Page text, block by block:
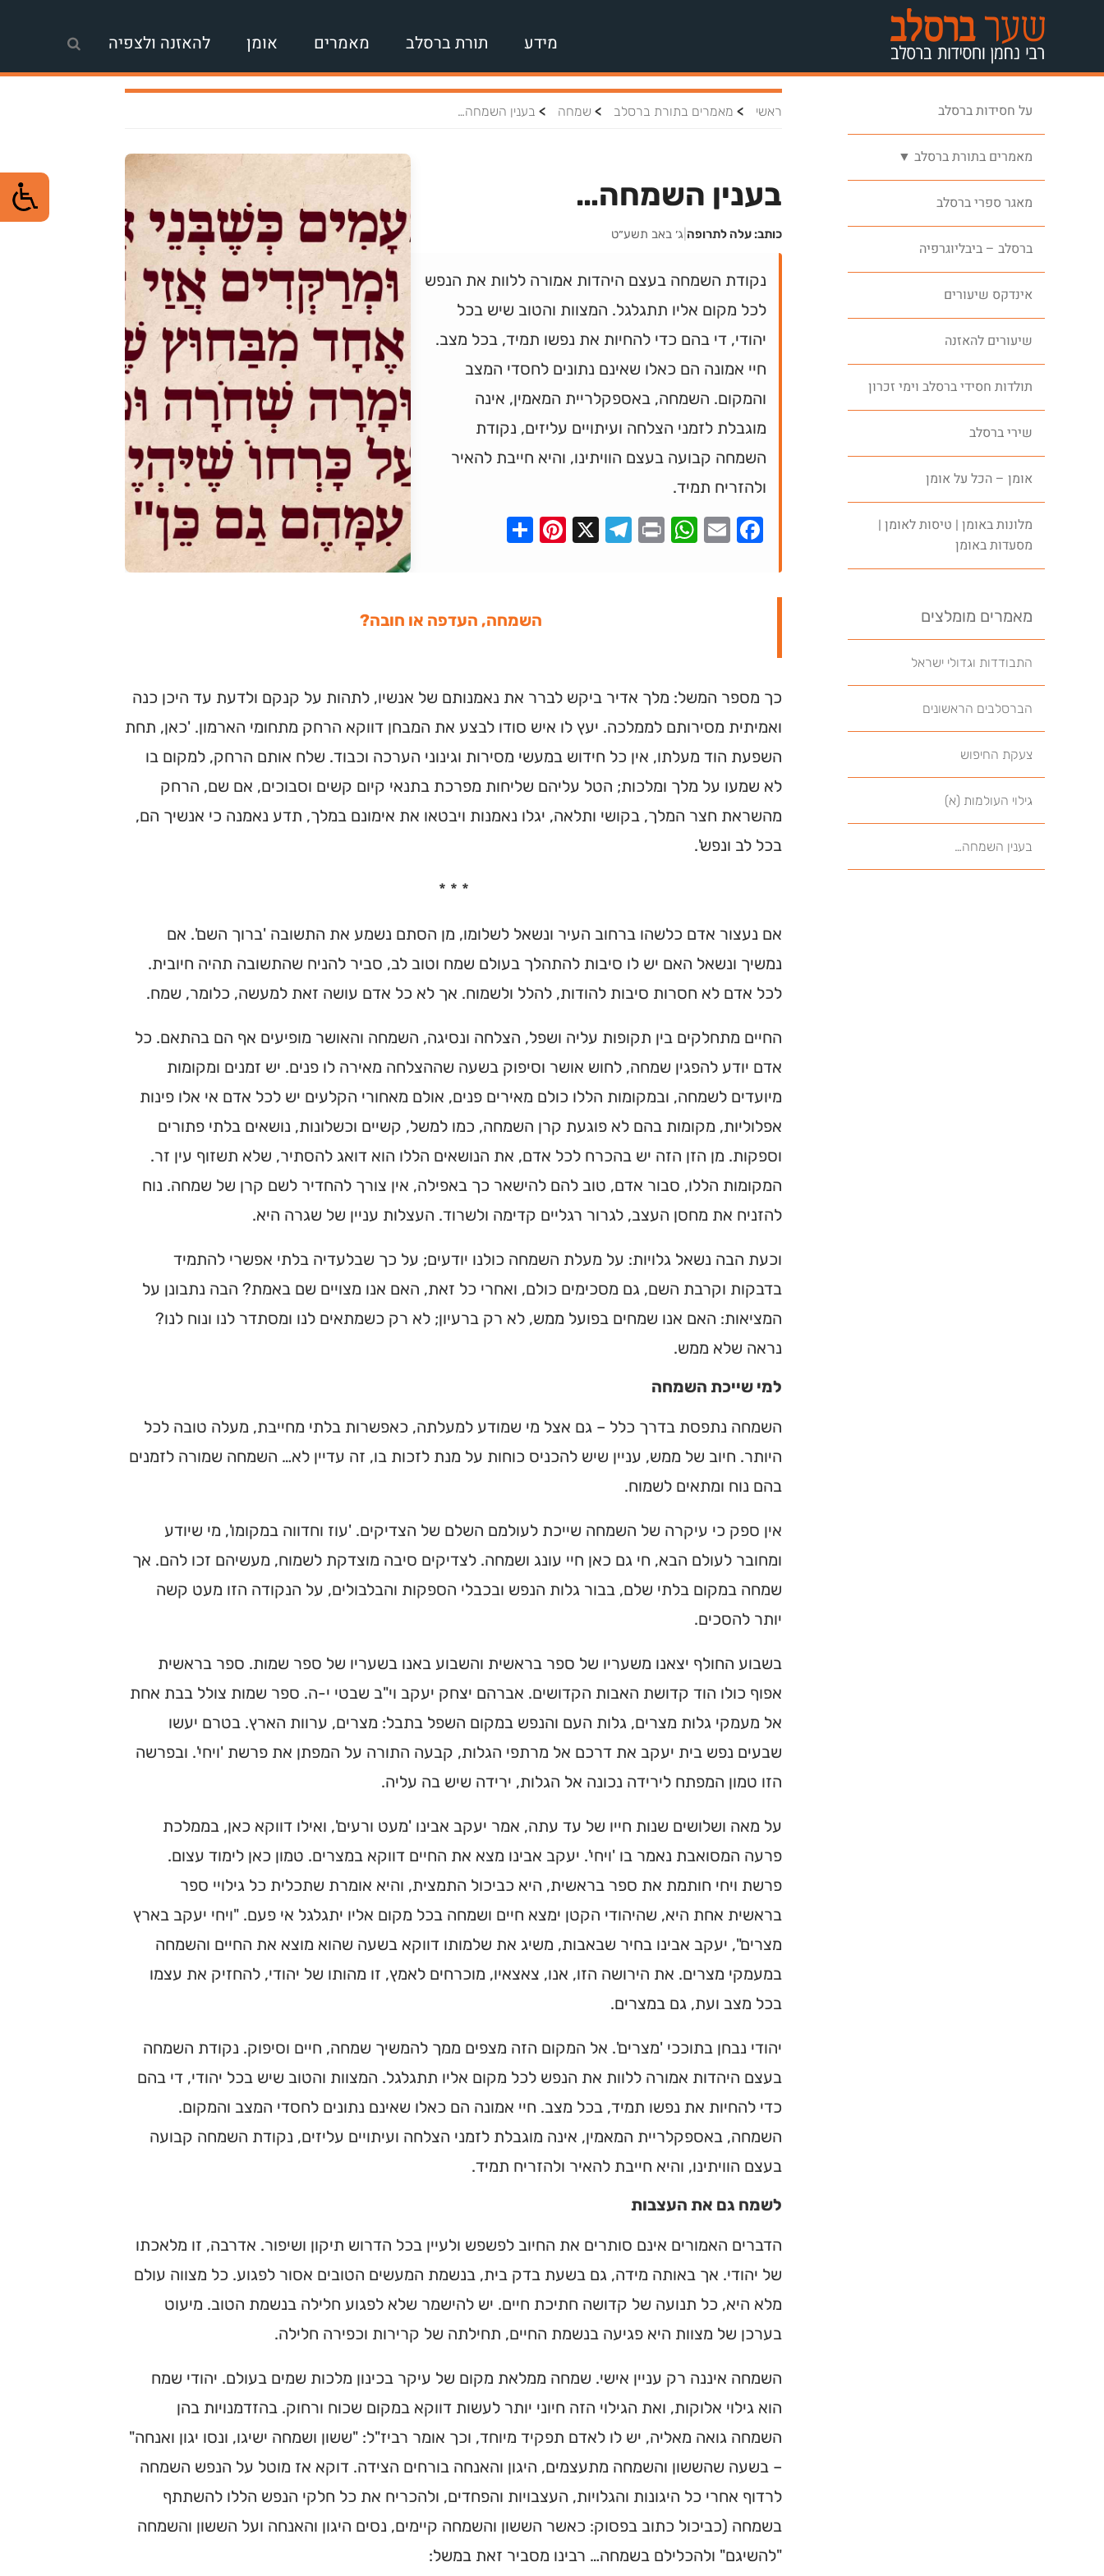
מידע תורת ברסלב מאמרים אומן להאזנה ולצפיה
על חסידות ברסלב
מאמרים בתורת ברסלב ▼
מאגר ספרי ברסלב
ברסלב – ביבליוגרפיה
אינדקס שיעורים
שיעורים להאזנה
תולדות חסידי ברסלב וימי זכרון
שירי ברסלב
אומן – הכל על אומן
מלונות באומן | טיסות לאומן |
מסעדות באומן
מאמרים מומלצים
התבודדות וגדולי ישראל
הברסלבים הראשונים
צעקת החיפוש
גילוי העולמות (א)
בענין השמחה…
ראשי > מאמרים בתורת ברסלב > שמחה > בענין השמחה…
בענין השמחה…
כותב: עלה לתרופה ג׳ באב תשע״ט
נקודת השמחה בעצם היהדות אמורה ללוות את הנפש
לכל מקום אליו תתגלגל. המצוות והטוב שיש בכל
יהודי, די בהם כדי להחיות את נפשו תמיד, בכל מצב.
חיי אמונה הם כאלו שאינם נתונים לחסדי המצב
והמקום. השמחה, באספקלריית המאמין, אינה
מוגבלת לזמני הצלחה ועיתויים עליזים, נקודת
השמחה קבועה בעצם הוויתינו, והיא חייבת להאיר
ולהזריח תמיד.
Facebook
Email
WhatsApp
Print
Telegram
X
Pinterest
השמחה, העדפה או חובה?
כך מספר המשל: מלך אדיר ביקש לברר את נאמנותם של אנשיו, לתהות על קנקם ולדעת עד היכן כנה
ואמיתית מסירותם לממלכה. יעץ לו איש סודו לבצע את המבחן דווקא הרחק מתחומי הארמון. 'כאן, תחת
השפעת הוד מעלתו, אין כל חידוש במעשי מסירות וגינוני הערכה וכבוד. שלח אותם הרחק, למקום בו
לא שמעו על מלך ומלכות; הטל עליהם שליחות מפרכת בתנאי קיום קשים וסבוכים, אם שם, הרחק
מהשראת חצר המלך, בקושי ותלאה, יגלו נאמנות ויבטאו את אימונם במלך, תדע נאמנה כי אנשיך הם,
בכל לב ונפש'.
* * *
אם נעצור אדם כלשהו ברחוב העיר ונשאל לשלומו, מן הסתם נשמע את התשובה 'ברוך השם'. אם
נמשיך ונשאל האם יש לו סיבות להתהלך בעולם שמח וטוב לב, סביר להניח שהתשובה תהיה חיובית.
לכל אדם לא חסרות סיבות להודות, להלל ולשמוח. אך לא כל אדם עושה זאת למעשה, כלומר, שמח.
החיים מתחלקים בין תקופות עליה ושפל, הצלחה ונסיגה, השמחה והאושר מופיעים אף הם בהתאם. כל
אדם יודע להפגין שמחה, לחוש אושר וסיפוק בשעה שההצלחה מאירה לו פנים. יש זמנים ומקומות
מיועדים לשמחה, ובמקומות הללו כולם מאירים פנים, אולם מאחורי הקלעים יש לכל אדם אי אלו פינות
אפלוליות, מקומות בהם לא פוגעת קרן השמחה, כמו למשל, קשיים וכשלונות, נושאים בלתי פתורים
וספקות. מן הזן הזה יש בהכרח לכל אדם, את הנושאים הללו הוא דואג להסתיר, שלא תשזוף עין זר.
המקומות הללו, סבור אדם, טוב להם להישאר כך באפילה, אין צורך להחדיר לשם קרן של שמחה. נוח
להזניח את מחסן העצב, לגרור רגליים קדימה ולשרוד. העצלות עניין של שגרה היא.
וכעת הבה נשאל גלויות: על מעלת השמחה כולנו יודעים; על כך שבלעדיה בלתי אפשרי להתמיד
בדבקות וקרבת השם, גם מסכימים כולם, ואחרי כל זאת, האם אנו מצויים שם באמת? הבה נתבונן על
המציאות: האם אנו שמחים בפועל ממש, לא רק ברעיון; לא רק כשמתאים לנו ומסתדר לנו ונוח לנו?
נראה שלא ממש.
למי שייכת השמחה
השמחה נתפסת בדרך כלל – גם אצל מי שמודע למעלתה, כאפשרות בלתי מחייבת, מעלה טובה לכל
היותר. חיוב של ממש, עניין שיש להכניס כוחות על מנת לזכות בו, זה עדיין לא… השמחה שמורה לזמנים
בהם נוח ומתאים לשמוח.
אין ספק כי עיקרה של השמחה שייכת לעולמם השלם של הצדיקים. 'עוז וחדווה במקומו', מי שיודע
ומחובר לעולם הבא, חי גם כאן חיי עונג ושמחה. לצדיקים סיבה מוצדקת לשמוח, מעשיהם זכו להם. אך
שמחה במקום בלתי שלם, בבור גלות הנפש ובכבלי הספקות והבלבולים, על הנקודה הזו מעט קשה
יותר להסכים.
בשבוע החולף יצאנו משעריו של ספר בראשית והשבוע באנו בשעריו של ספר שמות. ספר בראשית
אפוף כולו הוד קדושת האבות הקדושים. אברהם יצחק יעקב וי"ב שבטי י-ה. ספר שמות צולל בבת אחת
אל מעמקי גלות מצרים, גלות העם והנפש במקום השפל בתבל: מצרים, ערוות הארץ. בטרם יעשו
שבעים נפש בית יעקב את דרכם אל מרתפי הגלות, קבעה התורה על המפתן את פרשת 'ויחי'. ובפרשה
הזו טמון המפתח לירידה נכונה אל הגלות, ירידה שיש בה עליה.
על מאה ושלושים שנות חייו של עד עתה, אמר יעקב אבינו 'מעט ורעים', ואילו דווקא כאן, בממלכת
פרעה המסואבת נאמר בו 'ויחי'. יעקב אבינו מצא את החיים דווקא במצרים. טמון כאן לימוד עצום.
פרשת ויחי חותמת את ספר בראשית, היא כביכול התמצית, והיא אומרת שתכלית כל גילויי ספר
בראשית אחת היא, שהיהודי הקטן ימצא חיים ושמחה בכל מקום אליו יתגלגל אי פעם. "ויחי יעקב בארץ
מצרים", יעקב אבינו בחיר שבאבות, משיג את שלמותו דווקא בשעה שהוא מוצא את החיים והשמחה
במעמקי מצרים. את הירושה הזו, אנו, צאצאיו, מוכרחים לאמץ, זו מהותו של יהודי, להחזיק את עצמו
בכל מצב ועת, גם במצרים.
יהודי נבחן בתוככי 'מצרים'. אל המקום הזה מצפים ממך להמשיך שמחה, חיים וסיפוק. נקודת השמחה
בעצם היהדות אמורה ללוות את הנפש לכל מקום אליו תתגלגל. המצוות והטוב שיש בכל יהודי, די בהם
כדי להחיות את נפשו תמיד, בכל מצב. חיי אמונה הם כאלו שאינם נתונים לחסדי המצב והמקום.
השמחה, באספקלריית המאמין, אינה מוגבלת לזמני הצלחה ועיתויים עליזים, נקודת השמחה קבועה
בעצם הוויתינו, והיא חייבת להאיר ולהזריח תמיד.
לשמח גם את העצבות
הדברים האמורים אינם סותרים את החיוב לפשפש ולעיין בכל הדרוש תיקון ושיפור. אדרבה, זו מלאכתו
של יהודי. אך באותה מידה, גם בשעת בדק בית, בנשמת המעשים הטובים אסור לפגוע. כל מצווה עולם
מלא היא, כל תנועה של קדושה חתיכת חיים. יש להישמר שלא לפגוע חלילה בנשמת הטוב. מיעוט
בערכן של מצוות היא פגיעה בנשמת החיים, תחילתה של קרירות וכפירה חלילה.
השמחה איננה רק עניין אישי. שמחה ממלאת מקום של עיקר בכינון מלכות שמים בעולם. יהודי שמח
הוא גילוי אלוקות, ואת הגילוי הזה חיוני יותר לעשות דווקא במקום שכוח ורחוק. בהזדמנויות בהן
השמחה גואה מאליה, יש לו לאדם תפקיד מיוחד, וכך אומר רביז"ל: "ששון ושמחה ישיגו, ונסו יגון ואנחה"
– בשעה שהששון והשמחה מתעצמים, היגון והאנחה בורחים הצידה. דוקא אז מוטל על הנפש השמחה
לרדוף אחרי כל היגונות והגלויות, העצבויות והפחדים, ולהכריח את כל חלקי הנפש הללו להשתתף
בשמחה (כביכול כתוב בפסוק: כאשר הששון והשמחה קיימים, נסים היגון והאנחה ועל הששון והשמחה
"להשיגם" ולהכלילם בשמחה… רבינו מסביר זאת במשל: